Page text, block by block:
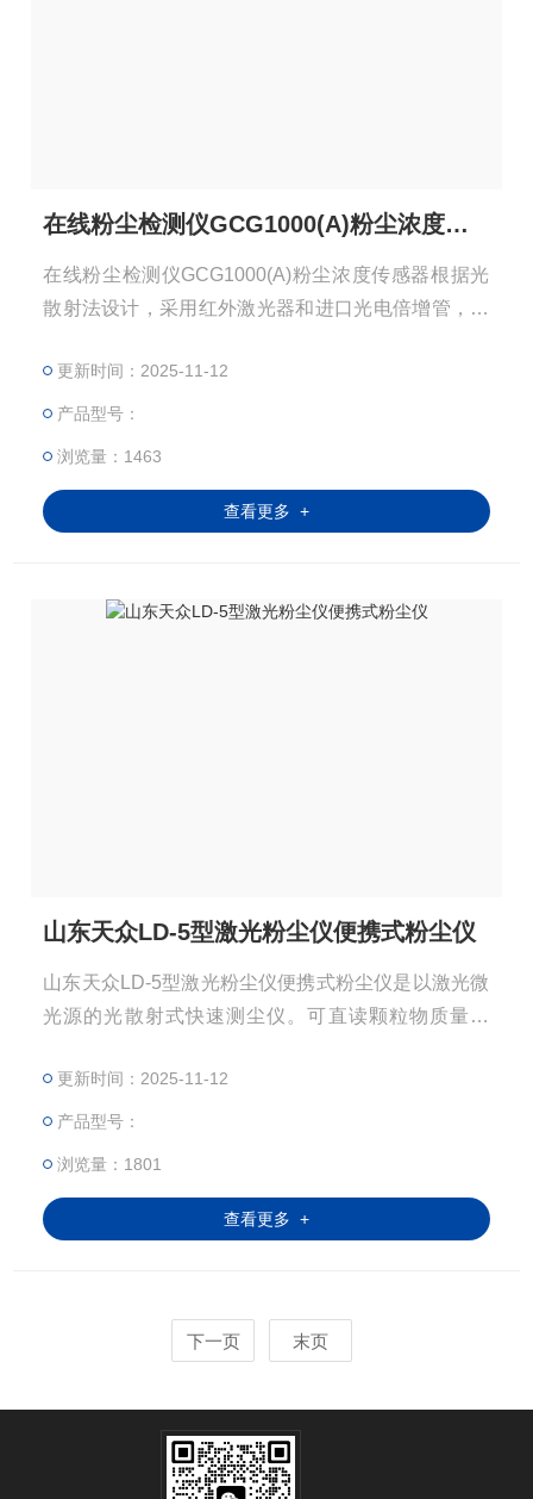
在线粉尘检测仪GCG1000(A)粉尘浓度传感器
在线粉尘检测仪GCG1000(A)粉尘浓度传感器根据光
散射法设计，采用红外激光器和进口光电倍增管，将
质一定的条件下粉尘的散射光强正比于粉尘质量浓
度，将散射光强度转换成电信号，通过预置 K值可直
定、负载能力强，光道受积尘污染
更新时间：2025-11-12
产品型号：
浏览量：1463
查看更多 +
山东天众LD-5型激光粉尘仪便携式粉尘仪
山东天众LD-5型激光粉尘仪便携式粉尘仪是以激光微
光源的光散射式快速测尘仪。可直读颗粒物质量浓
间；内置滤膜采样装置，在连续监测粉尘 浓度的同
时,可收集颗粒物,以便对其成份进行分析，并求出质
更新时间：2025-11-12
产品型号：
浏览量：1801
查看更多 +
下一页 末页